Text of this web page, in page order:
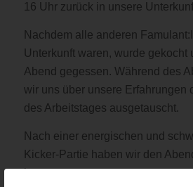
16 Uhr zurück in unsere
Nachdem alle anderen
Unterkunft waren, wurde gekocht
Abend gegessen. Während des
wir uns über unsere Erfahrungen
des Arbeitstages ausgetauscht.
Nach einer energischen und
Kicker-Partie haben wir den
lassen.